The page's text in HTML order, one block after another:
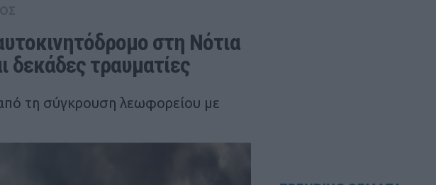
στη Νότια
δεκάδες τραυματίες
τη σύγκρουση λεωφορείου με